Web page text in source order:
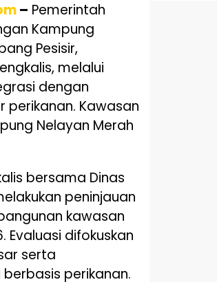
– Pemerintah
Kampung
Pesisir,
melalui
dengan
Kawasan
Nelayan Merah
bersama Dinas
peninjauan
kawasan
Evaluasi difokuskan
serta
perikanan.